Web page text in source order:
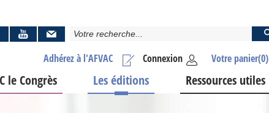
Votre panier(0)
Connexion
Adhérez à l'AFVAC
le Congrès Les éditions Ressources utiles